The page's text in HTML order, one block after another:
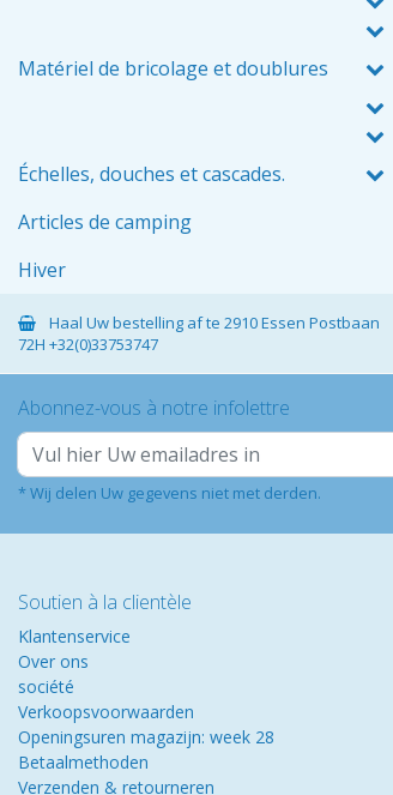
Matériel de bricolage et doublures
Échelles, douches et cascades.
Articles de camping
Hiver
Haal Uw bestelling af te 2910 Essen Postbaan
72H +32(0)33753747
Abonnez-vous à notre infolettre
* Wij delen Uw gegevens niet met derden.
Soutien à la clientèle
Klantenservice
Over ons
société
Verkoopsvoorwaarden
Openingsuren magazijn: week 28
Betaalmethoden
Verzenden & retourneren